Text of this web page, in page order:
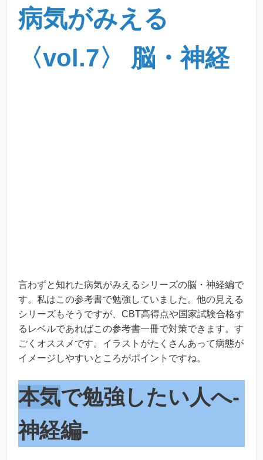
病気がみえる
〈vol.7〉 脳・神経
言わずと知れた病気がみえるシリーズの脳・神経編で
す。私はこの参考書で勉強していました。他の見える
シリーズもそうですが、CBT高得点や国家試験合格す
るレベルであればこの参考書一冊で対策できます。す
ごくオススメです。イラストがたくさんあって病態が
イメージしやすいところがポイントですね。
本気で勉強したい人へ-
神経編-